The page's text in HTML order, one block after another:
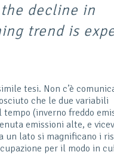
decline in
trend is
tesi. Non c’è
che le due variabili
(inverno freddo
emissioni alte, e
un lato si magnificano i
per il modo in